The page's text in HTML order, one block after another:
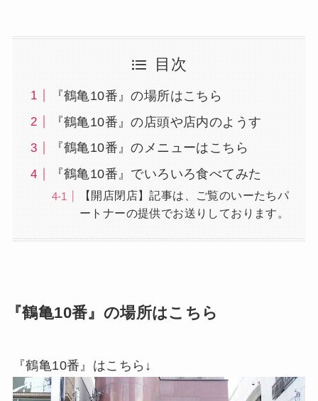
目次
『鶴亀10番』の場所はこちら
『鶴亀10番』の店頭や店内のようす
『鶴亀10番』のメニューはこちら
『鶴亀10番』でいろいろ食べてみた
【開店閉店】記事は、ご覧のいーたちパ
ートナーの提供でお送りしております。
『鶴亀10番』の場所はこちら
『鶴亀10番』はこちら↓